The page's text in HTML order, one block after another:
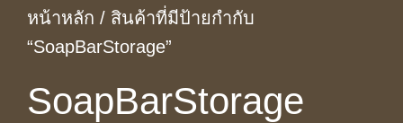
หน้าหลัก / สินค้าที่มีป้ายกำกับ
“SoapBarStorage”
SoapBarStorage